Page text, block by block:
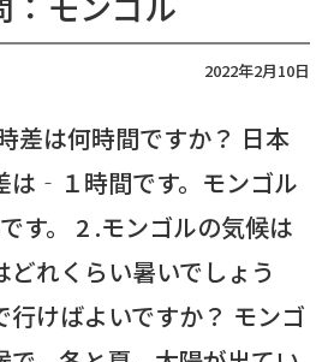
2022年2月10日
差は何時間ですか？ 日本
は‐１時間です。モンゴル
す。 2 .モンゴルの気候は
どれくらい暑いでしょう
行けばよいですか？ モンゴ